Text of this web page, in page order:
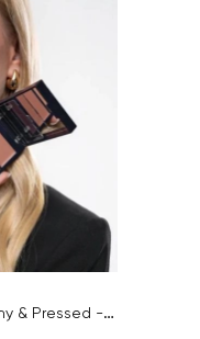
CLARESA Duo Palette Creamy & Pressed - Bronzer, 02 Sun Tropez, 8,5g